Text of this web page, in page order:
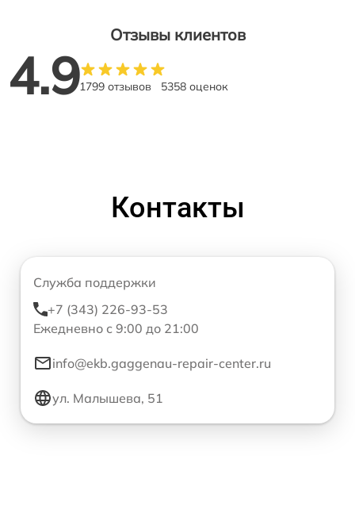
Отзывы клиентов
4.91799 отзывов 5358 оценок
Контакты
Служба поддержки
+7 (343) 226-93-53
Ежедневно с 9:00 до 21:00
info@ekb.gaggenau-repair-center.ru
ул. Малышева, 51